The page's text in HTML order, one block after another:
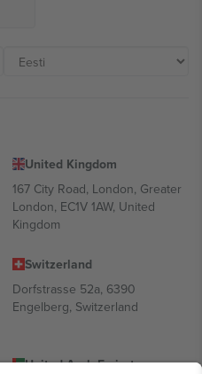
United Kingdom
167 City Road, London, Greater
London, EC1V 1AW, United
Kingdom
Switzerland
Dorfstrasse 52a, 6390
Engelberg, Switzerland
United Arab Emirates